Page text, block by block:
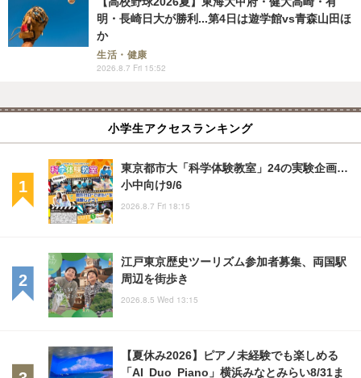
明・長崎日大が勝利...第4日は遊学館vs青森山田ほ
か
生活・健康
2026.8.7 Fri 15:52
小学生アクセスランキング
東京都市大「科学体験教室」24の実験企画…
小中向け9/6
2026.8.7 Fri 18:15
江戸東京歴史ツーリズム参加者募集、両国駅
周辺を街歩き
2026.8.5 Wed 13:15
【夏休み2026】ピアノ未経験でも楽しめる
「AI Duo Piano」横浜みなとみらい8/31ま